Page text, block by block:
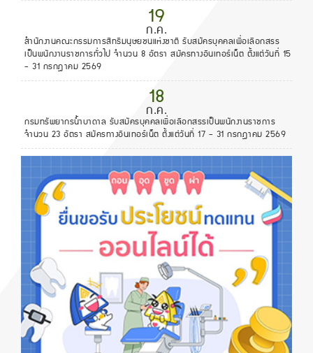
19
ก.ค.
สำนักงานคณะกรรมการสิทธิมนุษยชนแห่งชาติ รับสมัครบุคคลเพื่อเลือกสรร
เป็นพนักงานราชการทั่วไป จำนวน 8 อัตรา สมัครทางอินเทอร์เน็ต ตั้งแต่วันที่ 15
- 31 กรกฎาคม 2569
18
ก.ค.
กรมทรัพยากรน้ำบาดาล รับสมัครบุคคลเพื่อเลือกสรรเป็นพนักงานราชการ
จำนวน 23 อัตรา สมัครทางอินเทอร์เน็ต ตั้งแต่วันที่ 17 - 31 กรกฎาคม 2569